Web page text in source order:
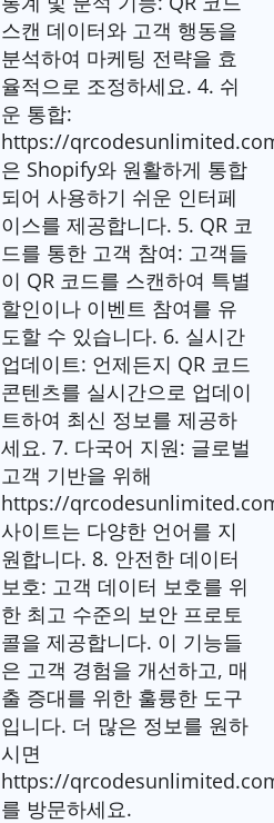
스캔 데이터와 고객 행동을
분석하여 마케팅 전략을 효
율적으로 조정하세요. 4. 쉬
운 통합:
https://
은 Shopify와 원활하게 통합
되어 사용하기 쉬운 인터페
이스를 제공합니다. 5. QR 코
드를 통한 고객 참여: 고객들
이 QR 코드를 스캔하여 특별
할인이나 이벤트 참여를 유
도할 수 있습니다. 6. 실시간
업데이트: 언제든지 QR 코드
콘텐츠를 실시간으로 업데이
트하여 최신 정보를 제공하
세요. 7. 다국어 지원: 글로벌
고객 기반을 위해
https://
사이트는 다양한 언어를 지
원합니다. 8. 안전한 데이터
보호: 고객 데이터 보호를 위
한 최고 수준의 보안 프로토
콜을 제공합니다. 이 기능들
은 고객 경험을 개선하고, 매
출 증대를 위한 훌륭한 도구
입니다. 더 많은 정보를 원하
시면
https://
를 방문하세요.